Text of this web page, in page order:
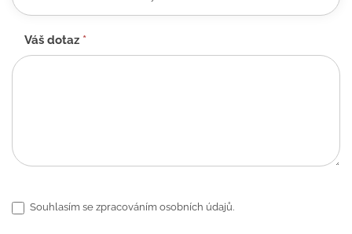
Váš dotaz *
Souhlasím se zpracováním osobních údajů.